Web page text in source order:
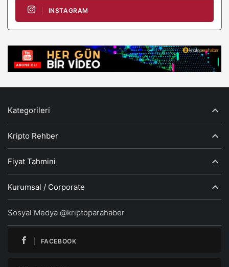
INSTAGRAM
Kategorileri
Kripto Rehber
Fiyat Tahmini
Kurumsal / Corporate
Sosyal Medya @kriptoparahaber
FACEBOOK